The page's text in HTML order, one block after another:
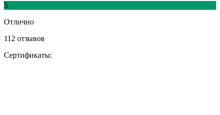
5
Отлично
112 отзывов
Сертификаты: